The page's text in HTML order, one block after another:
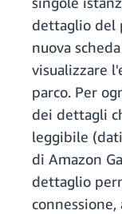
dettaglio del
nuova
visualizzare
parco. Per
dei dettagli
leggibile
di Amazon
dettaglio